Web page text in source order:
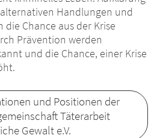
Handlungen und
Chance aus der Krise
Prävention werden
und die Chance, einer Krise
und Positionen der
Täterarbeit
Gewalt e.V.